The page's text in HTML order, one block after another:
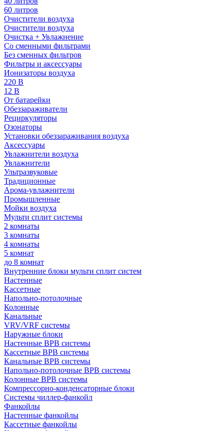
60 литров
Очистители воздуха
Очистители воздуха
Очистка + Увлажнение
Cо сменными фильтрами
Без сменных фильтров
Фильтры и аксессуары
Ионизаторы воздуха
220 В
12 В
От батарейки
Обеззараживатели
Рециркуляторы
Озонаторы
Установки обеззараживания воздуха
Аксессуары
Увлажнители воздуха
Увлажнители
Ультразвуковые
Традиционные
Арома-увлажнители
Промышленные
Мойки воздуха
Мульти сплит системы
2 комнаты
3 комнаты
4 комнаты
5 комнат
до 8 комнат
Внутренние блоки мульти сплит систем
Настенные
Кассетные
Напольно-потолочные
Колонные
Канальные
VRV/VRF системы
Наружные блоки
Настенные ВРВ системы
Кассетные ВРВ системы
Канальные ВРВ системы
Напольно-потолочные ВРВ системы
Колонные ВРВ системы
Компрессорно-конденсаторные блоки
Системы чиллер-фанкойл
Фанкойлы
Настенные фанкойлы
Кассетные фанкойлы